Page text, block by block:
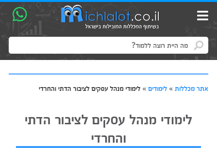
אתר מכללות» לימודים» לימודי מנהל עסקים לציבור הדתי והחרדי
לימודי מנהל עסקים לציבור הדתי
והחרדי